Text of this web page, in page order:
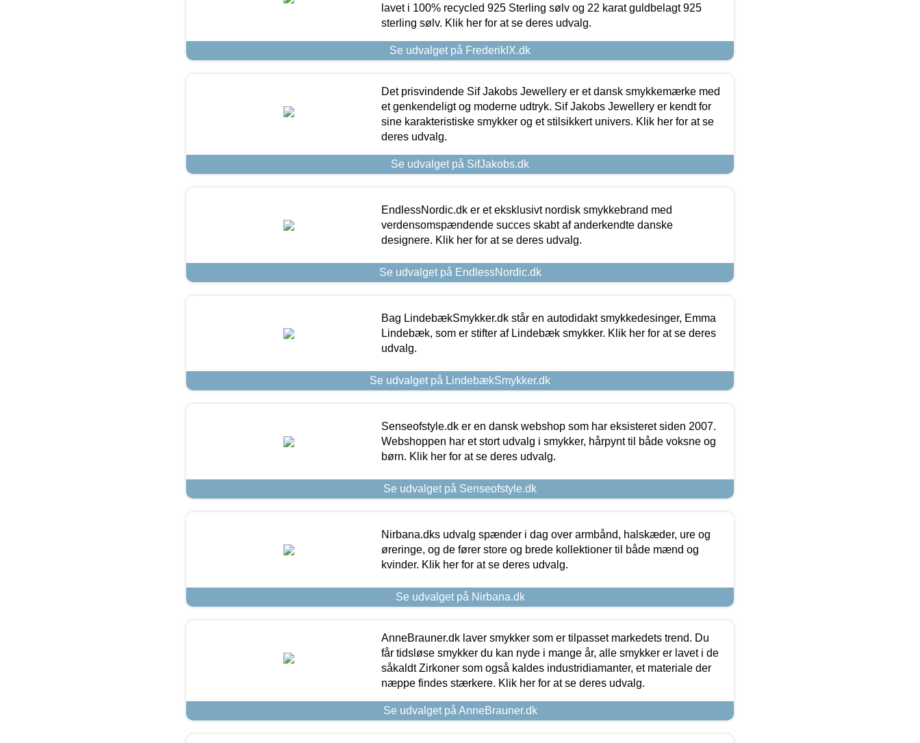
lavet i 100% recycled 925 Sterling sølv og 22 karat guldbelagt 925
sterling sølv. Klik her for at se deres udvalg.
Se udvalget på FrederikIX.dk
Det prisvindende Sif Jakobs Jewellery er et dansk smykkemærke med
et genkendeligt og moderne udtryk. Sif Jakobs Jewellery er kendt for
sine karakteristiske smykker og et stilsikkert univers. Klik her for at se
deres udvalg.
Se udvalget på SifJakobs.dk
EndlessNordic.dk er et eksklusivt nordisk smykkebrand med
verdensomspændende succes skabt af anderkendte danske
designere. Klik her for at se deres udvalg.
Se udvalget på EndlessNordic.dk
Bag LindebækSmykker.dk står en autodidakt smykkedesinger, Emma
Lindebæk, som er stifter af Lindebæk smykker. Klik her for at se deres
udvalg.
Se udvalget på LindebækSmykker.dk
Senseofstyle.dk er en dansk webshop som har eksisteret siden 2007.
Webshoppen har et stort udvalg i smykker, hårpynt til både voksne og
børn. Klik her for at se deres udvalg.
Se udvalget på Senseofstyle.dk
Nirbana.dks udvalg spænder i dag over armbånd, halskæder, ure og
øreringe, og de fører store og brede kollektioner til både mænd og
kvinder. Klik her for at se deres udvalg.
Se udvalget på Nirbana.dk
AnneBrauner.dk laver smykker som er tilpasset markedets trend. Du
får tidsløse smykker du kan nyde i mange år, alle smykker er lavet i de
såkaldt Zirkoner som også kaldes industridiamanter, et materiale der
næppe findes stærkere. Klik her for at se deres udvalg.
Se udvalget på AnneBrauner.dk